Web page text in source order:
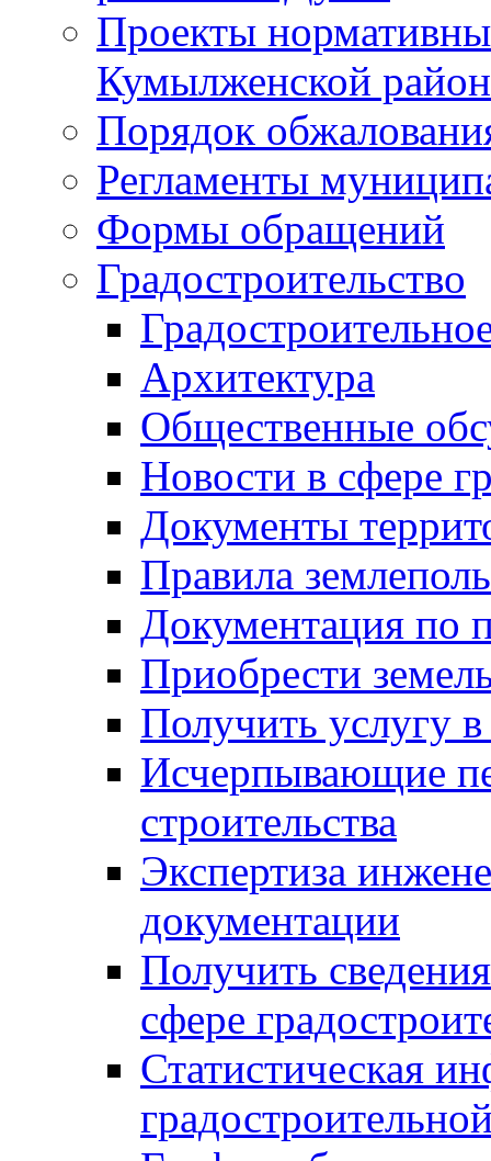
Проекты
Кумылженской
Порядок
Регламенты
Формы обращений
Градостроительство
Архитектура
Общественные
Новости в сфере
Документы
Правила
Документация по
Приобрести
Получить услугу в
Исчерпывающие
строительства
Экспертиза
документации
Получить
сфере
Статистическая